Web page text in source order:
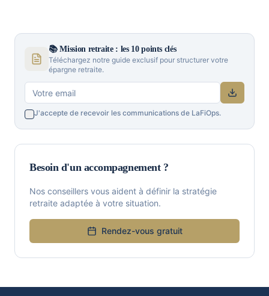
📚Mission retraite : les 10 points clés
Téléchargez notre guide exclusif pour structurer votre
épargne retraite.
J'accepte de recevoir les communications de LaFiOps.
Besoin d'un accompagnement ?
Nos conseillers vous aident à définir la stratégie
retraite adaptée à votre situation.
Rendez-vous gratuit